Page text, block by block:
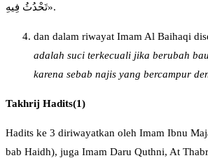
تَحْدُثُ فِيهِ».
dan dalam riwayat Imam Al Baihaqi
adalah suci terkecuali jika berubah
karena sebab najis yang bercampur
Takhrij Hadits(1)
Hadits ke 3 diriwayatkan oleh Imam Ibnu
bab Haidh), juga Imam Daru Quthni, At